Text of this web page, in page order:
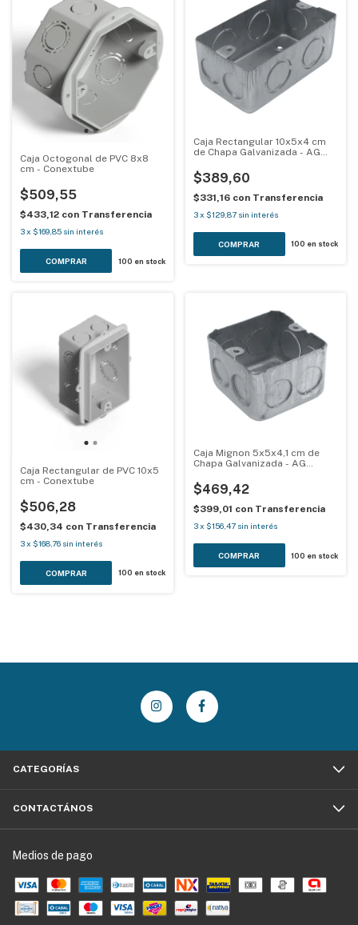
Caja Octogonal de PVC 8x8
cm - Conextube
$509,55
$433,12 con Transferencia
3x $169,85 sin interés
100 en stock
Caja Rectangular 10x5x4 cm
de Chapa Galvanizada - AG
$389,60
$331,16 con Transferencia
3 x $129,87 sin interés
100 en stock
Caja Rectangular de PVC 10x5
cm - Conextube
$506,28
$430,34 con Transferencia
3x $168,76 sin interés
100 en stock
Caja Mignon 5x5x4,1 cm de
Chapa Galvanizada - AG
$469,42
$399,01 con Transferencia
3 x $156,47 sin interés
100 en stock
CATEGORÍAS
CONTACTÁNOS
Medios de pago